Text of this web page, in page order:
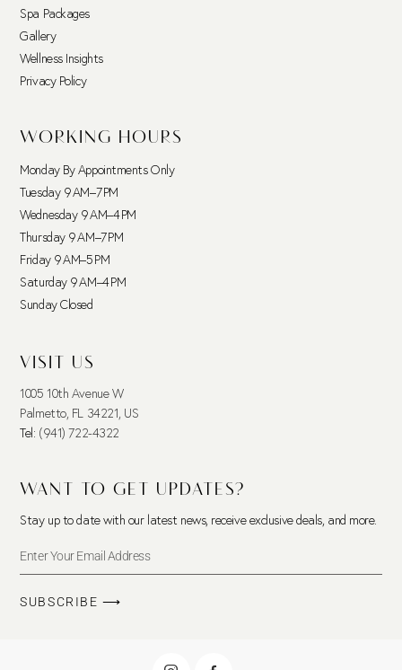
Spa Packages
Gallery
Wellness Insights
Privacy Policy
WORKING HOURS
Monday By Appointments Only
Tuesday 9 AM–7 PM
Wednesday 9 AM–4 PM
Thursday 9 AM–7 PM
Friday 9 AM–5 PM
Saturday 9 AM–4 PM
Sunday Closed
VISIT US
1005 10th Avenue W
Palmetto, FL 34221, US
Tel: (941) 722-4322
WANT TO GET UPDATES?
Stay up to date with our latest news, receive exclusive deals, and more.
SUBSCRIBE ⟶